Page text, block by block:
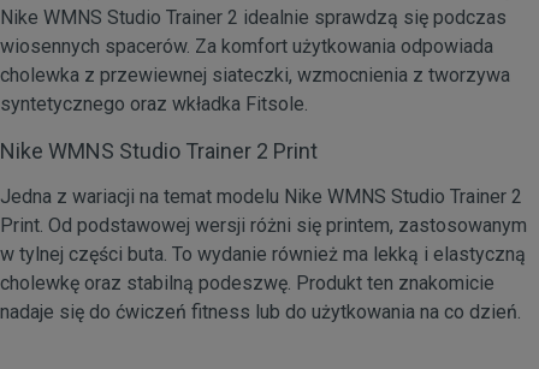
Nike WMNS Studio Trainer 2 idealnie sprawdzą się podczas
wiosennych spacerów. Za komfort użytkowania odpowiada
cholewka z przewiewnej siateczki, wzmocnienia z tworzywa
syntetycznego oraz wkładka Fitsole.
Nike WMNS Studio Trainer 2 Print
Jedna z wariacji na temat modelu Nike WMNS Studio Trainer 2
Print. Od podstawowej wersji różni się printem, zastosowanym
w tylnej części buta. To wydanie również ma lekką i elastyczną
cholewkę oraz stabilną podeszwę. Produkt ten znakomicie
nadaje się do ćwiczeń fitness lub do użytkowania na co dzień.